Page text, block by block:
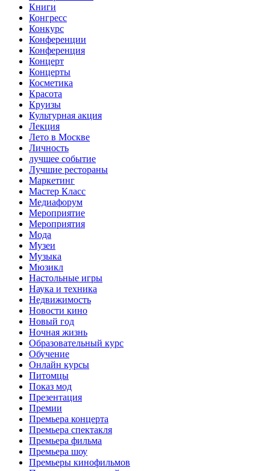
Книги
Конгресс
Конкурс
Конференции
Конференция
Концерт
Концерты
Косметика
Красота
Круизы
Культурная акция
Лекция
Лето в Москве
Личность
лучшее событие
Лучшие рестораны
Маркетинг
Мастер Класс
Медиафорум
Мероприятие
Мероприятия
Мода
Музеи
Музыка
Мюзикл
Настольные игры
Наука и техника
Недвижимость
Новости кино
Новый год
Ночная жизнь
Образовательный курс
Обучение
Онлайн курсы
Питомцы
Показ мод
Презентация
Премии
Премьера концерта
Премьера спектакля
Премьера фильма
Премьера шоу
Премьеры кинофильмов